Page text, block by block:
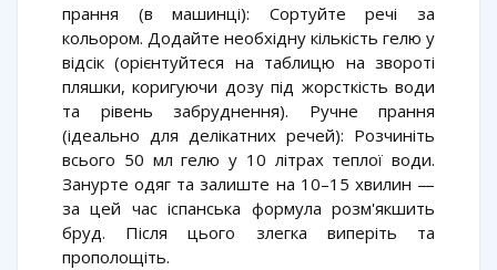
прання (в машинці): Сортуйте речі за
кольором. Додайте необхідну кількість гелю у
відсік (орієнтуйтеся на таблицю на звороті
пляшки, коригуючи дозу під жорсткість води
та рівень забруднення). Ручне прання
(ідеально для делікатних речей): Розчиніть
всього 50 мл гелю у 10 літрах теплої води.
Занурте одяг та залиште на 10–15 хвилин —
за цей час іспанська формула розм'якшить
бруд. Після цього злегка виперіть та
прополощіть.